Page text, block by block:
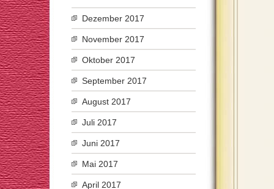
Dezember 2017
November 2017
Oktober 2017
September 2017
August 2017
Juli 2017
Juni 2017
Mai 2017
April 2017